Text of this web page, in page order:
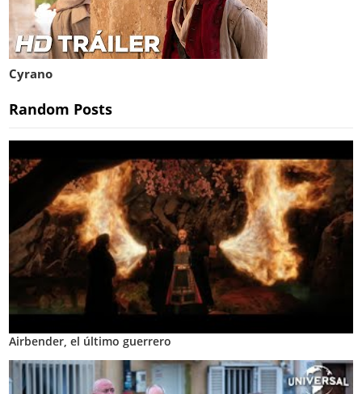
Cyrano
Random Posts
Airbender, el último guerrero